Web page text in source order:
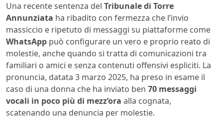
Una recente sentenza del Tribunale di Torre
Annunziata ha ribadito con fermezza che l’invio
massiccio e ripetuto di messaggi su piattaforme come
WhatsApp può configurare un vero e proprio reato di
molestie, anche quando si tratta di comunicazioni tra
familiari o amici e senza contenuti offensivi espliciti. La
pronuncia, datata 3 marzo 2025, ha preso in esame il
caso di una donna che ha inviato ben 70 messaggi
vocali in poco più di mezz’ora alla cognata,
scatenando una denuncia per molestie.